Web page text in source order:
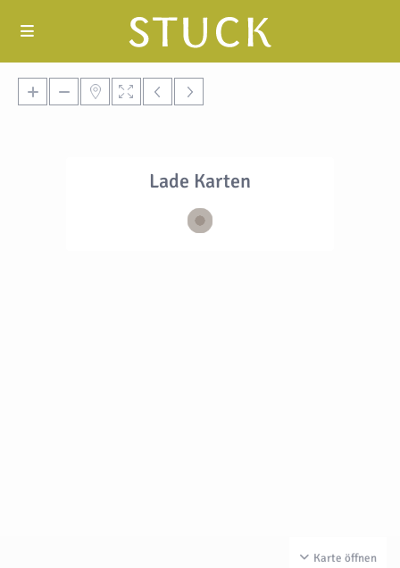
Lade Karten
Karte öffnen